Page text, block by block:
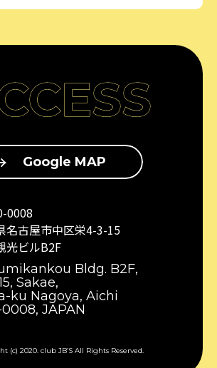
Google MAP
0008
名古屋市中区栄4-3-15
光ビルB2F
Bldg. B2F,
Sakae,
ku Nagoya, Aichi
JAPAN
(c) 2020. club JB’S All Rights Reserved.